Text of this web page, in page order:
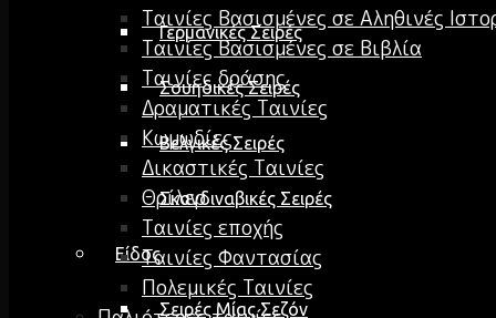
Γερμανικές Σειρές
Σουηδικές Σειρές
Βελγικές Σειρές
Σκανδιναβικές Σειρές
Είδος
Σειρές Μίας Σεζόν
Ταινίες Βασισμένες σε Αληθινές
Ταινίες Βασισμένες σε Βιβλία
Ταινίες δράσης
Δραματικές Ταινίες
Κωμωδίες
Δικαστικές Ταινίες
Θρίλερ
Ταινίες εποχής
Ταινίες Φαντασίας
Πολεμικές Ταινίες